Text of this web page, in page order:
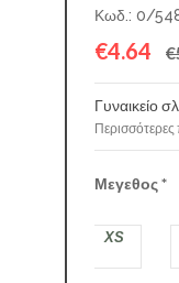
Κωδ.: 0/
€4.64
Γυναικείο
Μεγεθος*
XS